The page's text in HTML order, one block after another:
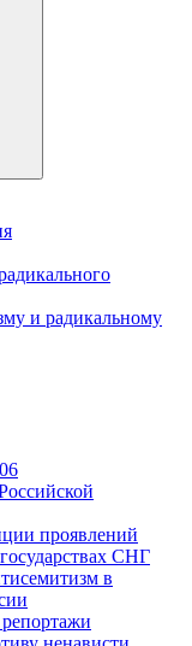
и радикальному
проявлений
СНГ
в